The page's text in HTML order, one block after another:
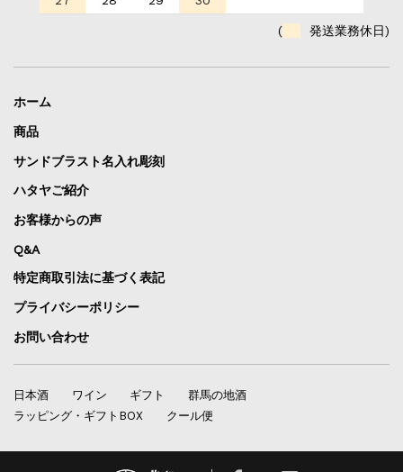
( 発送業務休日)
ホーム
商品
サンドブラスト名入れ彫刻
ハタヤご紹介
お客様からの声
Q&A
特定商取引法に基づく表記
プライバシーポリシー
お問い合わせ
日本酒 ワイン ギフト
群馬の地酒
ラッピング・ギフトBOX
クール便